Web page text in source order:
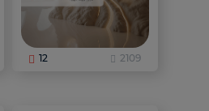
12 2109